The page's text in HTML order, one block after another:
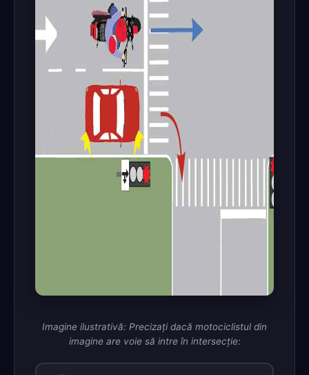
Imagine ilustrativă: Precizaţi dacă motociclistul din
imagine are voie să intre în intersecţie: